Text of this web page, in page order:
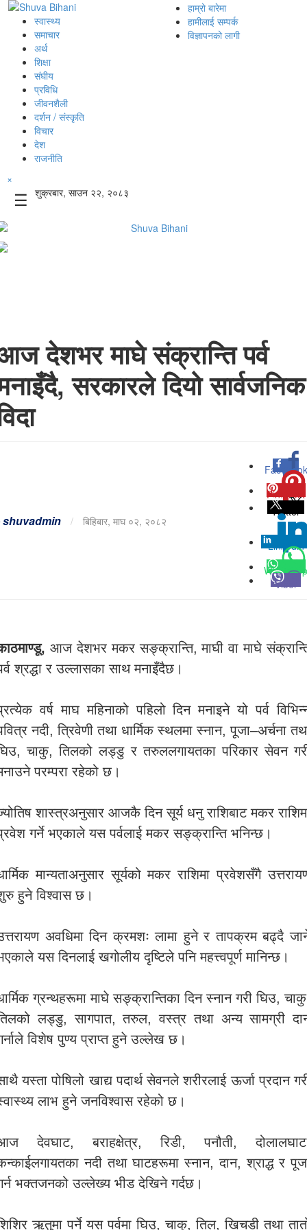
स्वास्थ्य
समाचार
अर्थ
शिक्षा
संघीय
प्रविधि
जीवनशैली
दर्शन / संस्कृति
विचार
देश
राजनीति
×
☰ शुक्रबार, साउन २२, २०८३
हाम्रो बारेमा
हामीलाई सम्पर्क
विज्ञापनको लागी
देशभर माघे संक्रान्ति पर्व
सरकारले दियो सार्वजनिक
shuvadmin / बिहिबार, माघ ०२, २०८२
Facebook
0
Pinterest
Twitter
Linkedin
0
Whatsapp
Viber
आज देशभर मकर सङ्क्रान्ति, माघी वा माघे
श्रद्धा र उल्लासका साथ मनाइँदैछ।
वर्ष माघ महिनाको पहिलो दिन मनाइने यो पर्व
नदी, त्रिवेणी तथा धार्मिक स्थलमा स्नान, पूजा–अर्चना
चाकु, तिलको लड्डु र तरुललगायतका परिकार सेवन
परम्परा रहेको छ।
शास्त्रअनुसार आजकै दिन सूर्य धनु राशिबाट मकर
गर्ने भएकाले यस पर्वलाई मकर सङ्क्रान्ति भनिन्छ।
मान्यताअनुसार सूर्यको मकर राशिमा प्रवेशसँगै
हुने विश्वास छ।
अवधिमा दिन क्रमशः लामा हुने र तापक्रम बढ्दै
यस दिनलाई खगोलीय दृष्टिले पनि महत्त्वपूर्ण मानिन्छ।
ग्रन्थहरूमा माघे सङ्क्रान्तिका दिन स्नान गरी घिउ,
लड्डु, सागपात, तरुल, वस्त्र तथा अन्य सामग्री
विशेष पुण्य प्राप्त हुने उल्लेख छ।
यस्ता पोषिलो खाद्य पदार्थ सेवनले शरीरलाई ऊर्जा प्रदान
लाभ हुने जनविश्वास रहेको छ।
देवघाट, बराहक्षेत्र, रिडी, पनौती,
नदी तथा घाटहरूमा स्नान, दान, श्राद्ध र
भक्तजनको उल्लेख्य भीड देखिने गर्दछ।
ऋतुमा पर्ने यस पर्वमा घिउ, चाकु, तिल, खिचडी तथा